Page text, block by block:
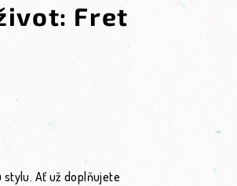
Fret
stylu. Ať už doplňujete